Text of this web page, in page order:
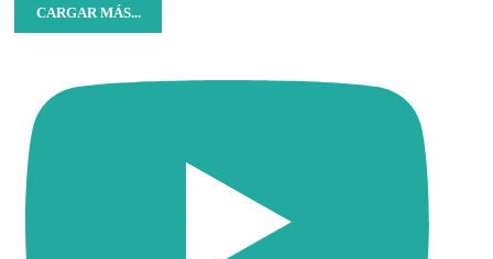
CARGAR MÁS...